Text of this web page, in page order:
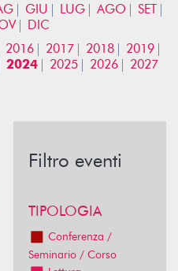
GIU LUG AGO
SET
DIC
2016 2017 2018
2019
2024 2025 2026 2027
Filtro eventi
TIPOLOGIA
Conferenza /
Seminario / Corso